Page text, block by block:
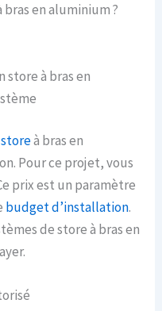
en aluminium ?
store à bras en
à bras en
Pour ce projet, vous
prix est un paramètre
budget d’installation.
de store à bras en